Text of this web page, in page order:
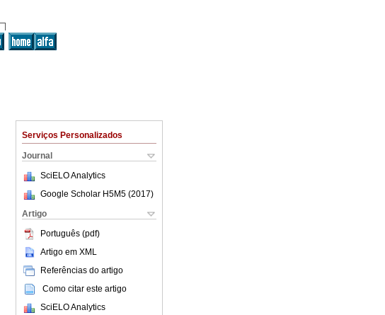
Serviços Personalizados
Journal
SciELO Analytics
Google Scholar H5M5 (2017)
Artigo
Português (pdf)
Artigo em XML
Referências do artigo
Como citar este artigo
SciELO Analytics